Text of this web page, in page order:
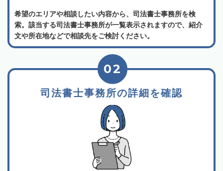
希望のエリアや相談したい内容から、司法書士事務所を検
索。該当する司法書士事務所が一覧表示されますので、紹介
文や所在地などで相談先をご検討ください。
司法書士事務所の詳細を確認
02